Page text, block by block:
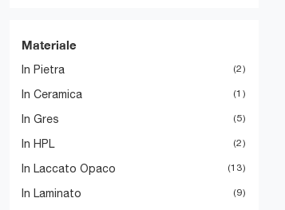
Materiale
In Pietra 2
In Ceramica 1
In Gres 5
In HPL 2
In Laccato Opaco 13
In Laminato 9